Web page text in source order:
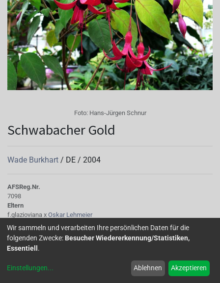
Foto: Hans-Jürgen Schnur
Schwabacher Gold
Wade Burkhart / DE / 2004
AFSReg.Nr.
7098
Eltern
f.glazioviana x Oskar Lehmeier
Tubus
dunkelkarminviolettrot 61B, in der Mitte eine Verdickung, kurz
Sepalen
dunkelkarminviolettrot 61B, schmal
dunkelviolett
Wir sammeln und verarbeiten Ihre persönlichen Daten für die
folgenden Zwecke: Besucher Wiedererkennung/Statistiken,
Essentiell .
Einstellungen... Ablehnen Akzeptieren